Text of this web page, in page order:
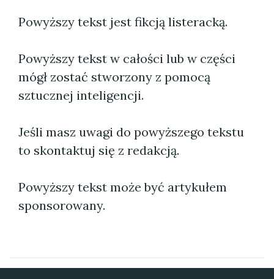
Powyższy tekst jest fikcją listeracką.
Powyższy tekst w całości lub w części
mógł zostać stworzony z pomocą
sztucznej inteligencji.
Jeśli masz uwagi do powyższego tekstu
to skontaktuj się z redakcją.
Powyższy tekst może być artykułem
sponsorowany.